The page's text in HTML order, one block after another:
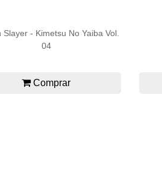
Slayer - Kimetsu No Yaiba Vol.
04
Comprar